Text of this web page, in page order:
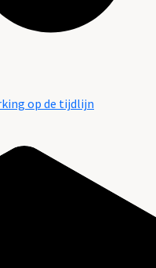
op de tijdlijn